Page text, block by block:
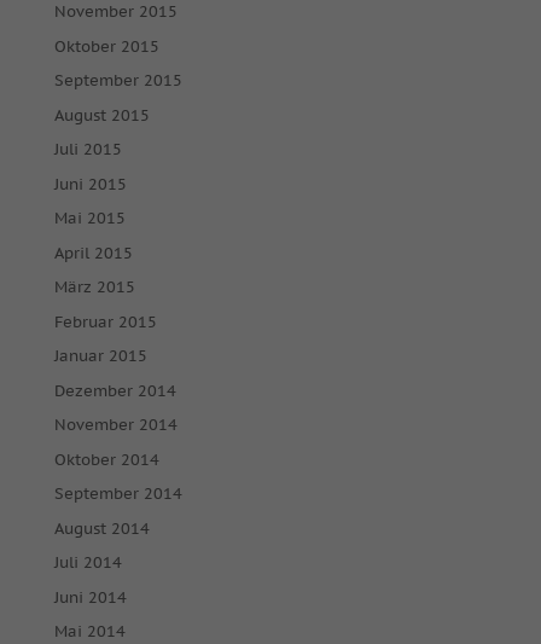
November 2015
Oktober 2015
September 2015
August 2015
Juli 2015
Juni 2015
Mai 2015
April 2015
März 2015
Februar 2015
Januar 2015
Dezember 2014
November 2014
Oktober 2014
September 2014
August 2014
Juli 2014
Juni 2014
Mai 2014
Marketing-Cookies werden von Drittanbietern oder Publishern
indem sie Besucher über Websites hinweg verfolgen.
Cookie-Informationen anzeigen
Inhalte von Videoplattformen und Social-Media-Plattformen
Medien akzeptiert werden, bedarf der Zugriff auf diese Inhalte